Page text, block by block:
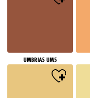
UMBRIA5 UM5